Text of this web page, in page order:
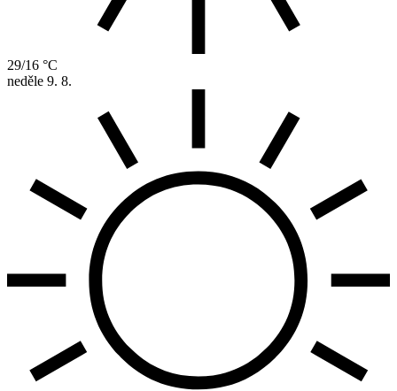
29/16 °C
neděle 9. 8.